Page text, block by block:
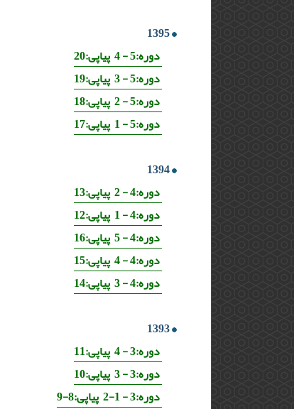
1395
دوره:5 - 4 پیاپی:20
دوره:5 - 3 پیاپی:19
دوره:5 - 2 پیاپی:18
دوره:5 - 1 پیاپی:17
1394
دوره:4 - 2 پیاپی:13
دوره:4 - 1 پیاپی:12
دوره:4 - 5 پیاپی:16
دوره:4 - 4 پیاپی:15
دوره:4 - 3 پیاپی:14
1393
دوره:3 - 4 پیاپی:11
دوره:3 - 3 پیاپی:10
دوره:3 - 1-2 پیاپی:8-9